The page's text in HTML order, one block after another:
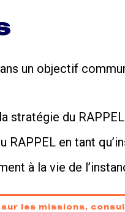
un objectif
stratégie du RAPPEL
RAPPEL en tant
à la vie de
les missions,